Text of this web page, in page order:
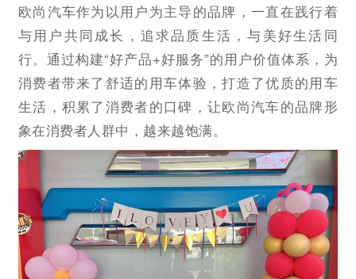
欧尚汽车作为以用户为主导的品牌，一直在践行着
与用户共同成长，追求品质生活，与美好生活同
行。通过构建“好产品+好服务”的用户价值体系，为
消费者带来了舒适的用车体验，打造了优质的用车
生活，积累了消费者的口碑，让欧尚汽车的品牌形
象在消费者人群中，越来越饱满。